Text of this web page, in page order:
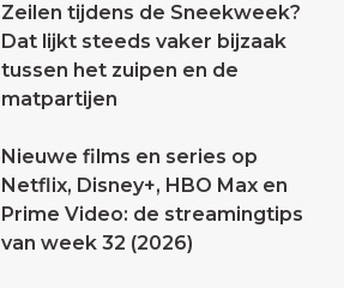
Zeilen tijdens de Sneekweek?
Dat lijkt steeds vaker bijzaak
tussen het zuipen en de
matpartijen
Nieuwe films en series op
Netflix, Disney+, HBO Max en
Prime Video: de streamingtips
van week 32 (2026)